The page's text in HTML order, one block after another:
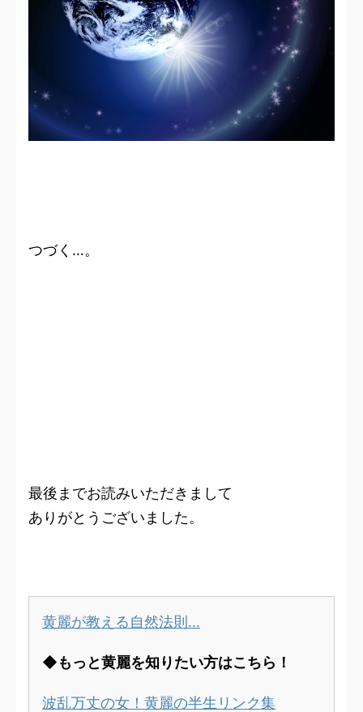
つづく…。
最後までお読みいただきまして
ありがとうございました。
黄麗が教える自然法則…
◆もっと黄麗を知りたい方はこちら！
波乱万丈の女！黄麗の半生リンク集